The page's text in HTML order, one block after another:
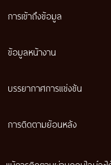
การเข้าถึงข้อมูล
ข้อมูลหน้างาน
บรรยากาศการแข่งขัน
การติดตามย้อนหลัง